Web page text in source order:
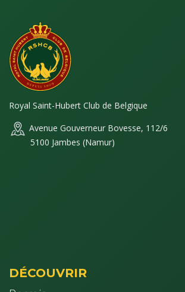
Royal Saint-Hubert Club de Belgique
Avenue Gouverneur Bovesse, 112/6
5100 Jambes (Namur)
DÉCOUVRIR